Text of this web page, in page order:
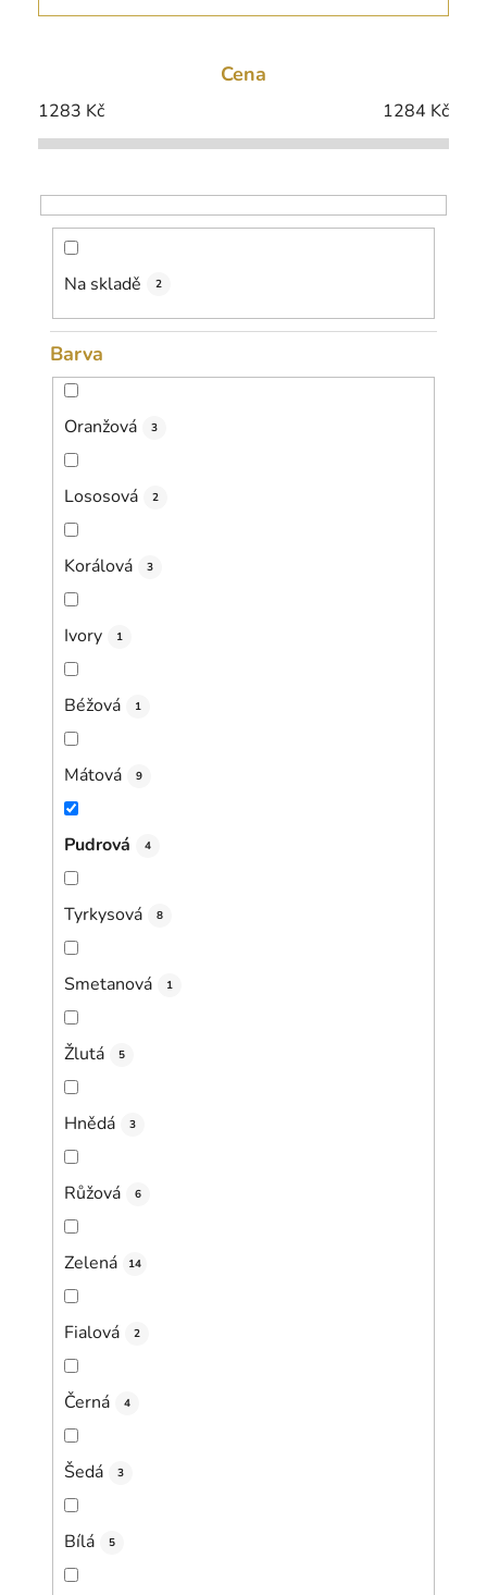
z
í
p
o
d
ů
Cena
1283 Kč 1284 Kč
Na skladě 2
Barva
Oranžová 3
Lososová 2
Korálová 3
Ivory 1
Béžová 1
Mátová 9
Pudrová 4
Tyrkysová 8
Smetanová 1
Žlutá 5
Hnědá 3
Růžová 6
Zelená 14
Fialová 2
Černá 4
Šedá 3
Bílá 5